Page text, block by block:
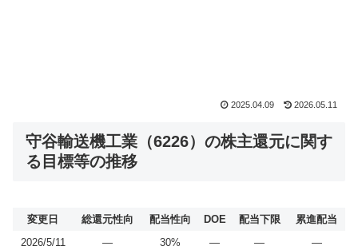
2025.04.09 2026.05.11
守谷輸送機工業（6226）の株主還元に関す
る目標等の推移
変更日 総還元性向 配当性向 DOE 配当下限
累進配当
2026/5/11
― 30% ― ―
―